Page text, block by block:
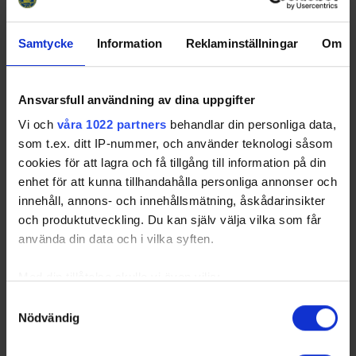
Samtycke Information Reklaminställningar Om
Ansvarsfull användning av dina uppgifter
Vi och våra 1022 partners behandlar din personliga data,
som t.ex. ditt IP-nummer, och använder teknologi såsom
cookies för att lagra och få tillgång till information på din
enhet för att kunna tillhandahålla personliga annonser och
innehåll, annons- och innehållsmätning, åskådarinsikter
och produktutveckling. Du kan själv välja vilka som får
använda din data och i vilka syften.
som kan ha en noggrannhet på upp till flera meter
Nödvändig